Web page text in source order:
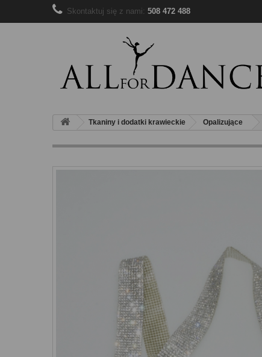
Skontaktuj się z nami: 508 472 488
Tkaniny i dodatki krawieckie Opalizujące